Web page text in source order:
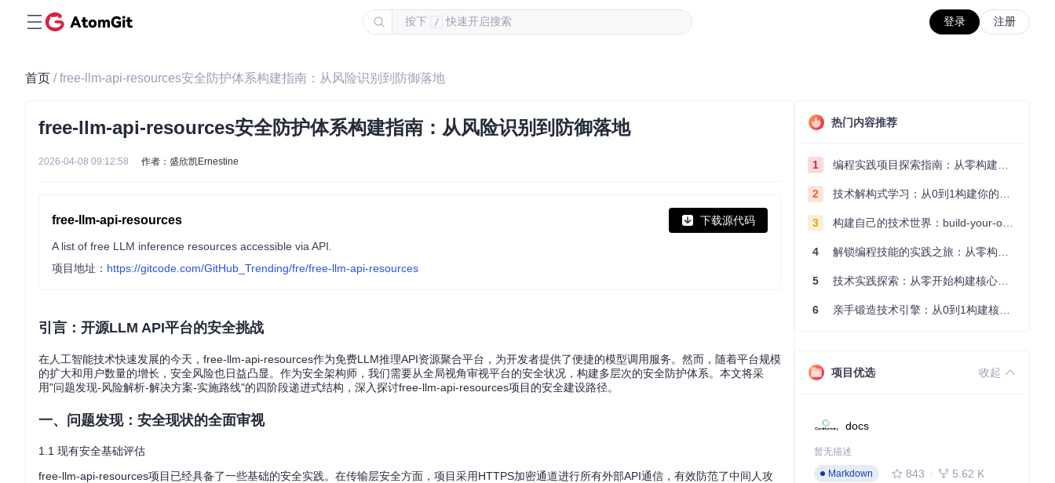
按下 / 快速开启搜索 登录 注册
首页 / free-llm-api-resources安全防护体系构建指南：从风险识别到防御落地
free-llm-api-resources安全防护体系构建指南：从风险识别到防御落地
2026-04-08 09:12:58 作者：盛欣凯Ernestine
free-llm-api-resources 下载源代码
A list of free LLM inference resources accessible via API.
项目地址： https://gitcode.com/GitHub_Trending/fre/free-llm-api-resources
引言：开源LLM API平台的安全挑战
在人工智能技术快速发展的今天，free-llm-api-resources作为免费LLM推理API资源聚合平台，为开发者提供了便捷的模型调用服务。然而，随着平台规模
的扩大和用户数量的增长，安全风险也日益凸显。作为安全架构师，我们需要从全局视角审视平台的安全状况，构建多层次的安全防护体系。本文将采
用"问题发现-风险解析-解决方案-实施路线"的四阶段递进式结构，深入探讨free-llm-api-resources项目的安全建设路径。
一、问题发现：安全现状的全面审视
1.1 现有安全基础评估
free-llm-api-resources项目已经具备了一些基础的安全实践。在传输层安全方面，项目采用HTTPS加密通道进行所有外部API通信，有效防范了中间人攻
热门内容推荐
1 编程实践项目探索指南：从零构建技术能力体系
2 技术解构式学习：从0到1构建你的编程知识体系
3 构建自己的技术世界：build-your-own-x项目的实践探索指南
4 解锁编程技能的实践之旅：从零构建你的技术世界
5 技术实践探索：从零开始构建核心系统的实践指南
6 亲手锻造技术引擎：从0到1构建核心系统的实践指南
项目优选 收起
docs
暂无描述
Markdown
843 5.62 K